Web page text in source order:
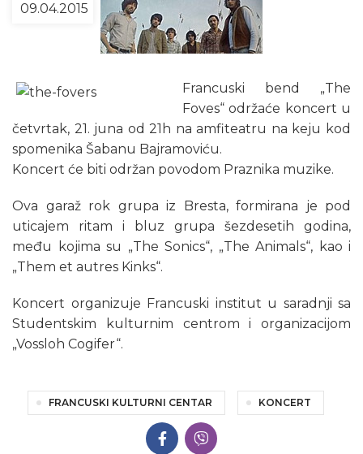
09.04.2015
Francuski bend „The
Foves“ održaće koncert u
četvrtak, 21. juna od 21h na amfiteatru na keju kod
spomenika Šabanu Bajramoviću.
Koncert će biti održan povodom Praznika muzike.
Ova garaž rok grupa iz Bresta, formirana je pod
uticajem ritam i bluz grupa šezdesetih godina,
među kojima su „The Sonics“, „The Animals“, kao i
„Them et autres Kinks“.
Koncert organizuje Francuski institut u saradnji sa
Studentskim kulturnim centrom i organizacijom
„Vossloh Cogifer“.
FRANCUSKI KULTURNI CENTAR KONCERT